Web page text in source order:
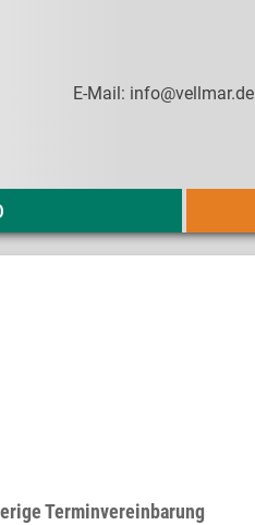
E-Mail: info@vellmar.de
Terminvereinbarung